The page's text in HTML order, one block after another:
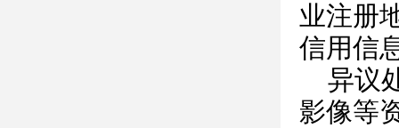
业注册
信用信
异议
影像等